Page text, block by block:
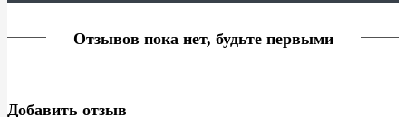
Отзывов пока нет, будьте первыми
Добавить отзыв